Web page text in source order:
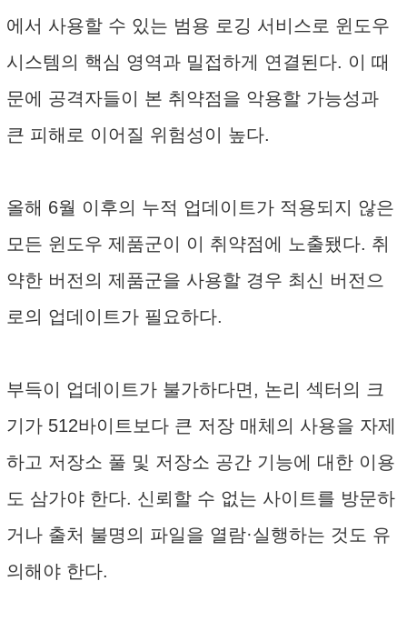
에서 사용할 수 있는 범용 로깅 서비스로 윈도우
시스템의 핵심 영역과 밀접하게 연결된다. 이 때
문에 공격자들이 본 취약점을 악용할 가능성과
큰 피해로 이어질 위험성이 높다.
올해 6월 이후의 누적 업데이트가 적용되지 않은
모든 윈도우 제품군이 이 취약점에 노출됐다. 취
약한 버전의 제품군을 사용할 경우 최신 버전으
로의 업데이트가 필요하다.
부득이 업데이트가 불가하다면, 논리 섹터의 크
기가 512바이트보다 큰 저장 매체의 사용을 자제
하고 저장소 풀 및 저장소 공간 기능에 대한 이용
도 삼가야 한다. 신뢰할 수 없는 사이트를 방문하
거나 출처 불명의 파일을 열람·실행하는 것도 유
의해야 한다.